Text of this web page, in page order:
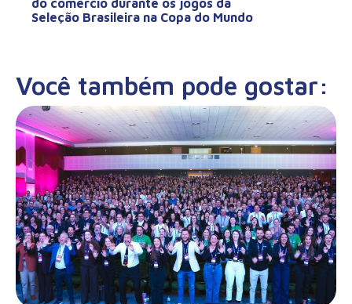
do comércio durante os jogos da
Seleção Brasileira na Copa do Mundo
Você também pode gostar: